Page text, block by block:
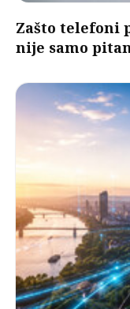
Zašto telefoni
nije samo